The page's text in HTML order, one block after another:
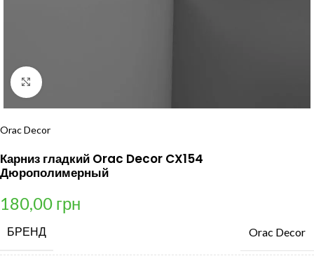
Нажмите, чтобы увеличить
Orac Decor
Карниз гладкий Orac Decor CX154
Дюрополимерный
180,00 грн
БРЕНД Orac Decor